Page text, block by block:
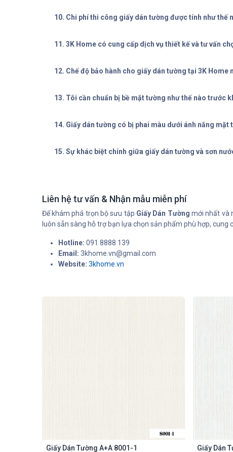
10. Chi phí thi công giấy dán tường được tính như thế
11. 3K Home có cung cấp dịch vụ thiết kế và tư vấn
12. Chế độ bảo hành cho giấy dán tường tại 3K Home
13. Tôi cần chuẩn bị bề mặt tường như thế nào trước
14. Giấy dán tường có bị phai màu dưới ánh nắng mặt
15. Sự khác biệt chính giữa giấy dán tường và sơn
Liên hệ tư vấn & Nhận mẫu miễn phí
Để khám phá trọn bộ sưu tập Giấy Dán Tường mới nhất và
luôn sẵn sàng hỗ trợ bạn lựa chọn sản phẩm phù hợp,
Hotline: 091 8888 139
Email: 3khome.vn@gmail.com
Website: 3khome.vn
Giấy Dán Tường A+A 8001-1 Giấy Dán